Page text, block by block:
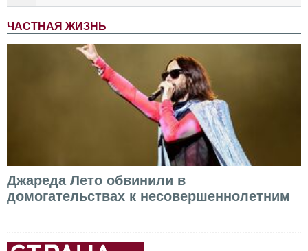
ЧАСТНАЯ ЖИЗНЬ
Джареда Лето обвинили в
домогательствах к несовершеннолетним